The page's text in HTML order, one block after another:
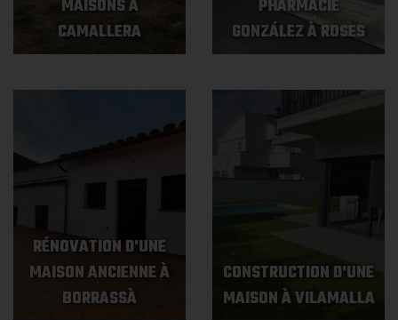
MAISONS À
CAMALLERA
PHARMACIE
GONZÁLEZ À ROSES
RÉNOVATION D'UNE
MAISON ANCIENNE À
BORRASSÀ
CONSTRUCTION D'UNE
MAISON À VILAMALLA